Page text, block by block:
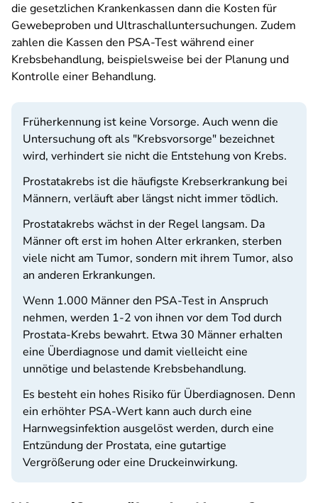
die gesetzlichen Krankenkassen dann die Kosten für
Gewebeproben und Ultraschalluntersuchungen. Zudem
zahlen die Kassen den PSA-Test während einer
Krebsbehandlung, beispielsweise bei der Planung und
Kontrolle einer Behandlung.
Früherkennung ist keine Vorsorge. Auch wenn die
Untersuchung oft als "Krebsvorsorge" bezeichnet
wird, verhindert sie nicht die Entstehung von Krebs.
Prostatakrebs ist die häufigste Krebserkrankung bei
Männern, verläuft aber längst nicht immer tödlich.
Prostatakrebs wächst in der Regel langsam. Da
Männer oft erst im hohen Alter erkranken, sterben
viele nicht am Tumor, sondern mit ihrem Tumor, also
an anderen Erkrankungen.
Wenn 1.000 Männer den PSA-Test in Anspruch
nehmen, werden 1-2 von ihnen vor dem Tod durch
Prostata-Krebs bewahrt. Etwa 30 Männer erhalten
eine Überdiagnose und damit vielleicht eine
unnötige und belastende Krebsbehandlung.
Es besteht ein hohes Risiko für Überdiagnosen. Denn
ein erhöhter PSA-Wert kann auch durch eine
Harnwegsinfektion ausgelöst werden, durch eine
Entzündung der Prostata, eine gutartige
Vergrößerung oder eine Druckeinwirkung.